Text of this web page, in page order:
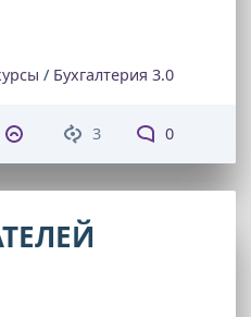
/ Бухгалтерия 3.0
3 0